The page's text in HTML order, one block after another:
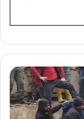
D
e
p
r